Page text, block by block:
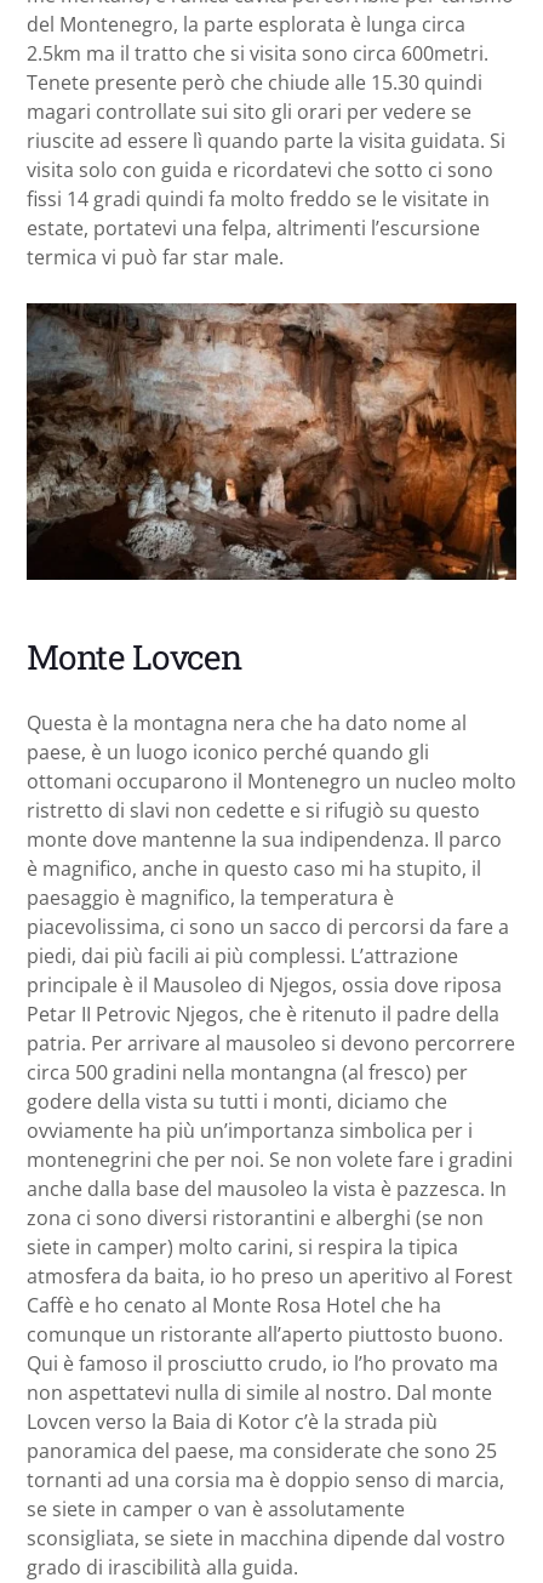
del Montenegro, la parte esplorata è lunga circa
2.5km ma il tratto che si visita sono circa 600metri.
Tenete presente però che chiude alle 15.30 quindi
magari controllate sui sito gli orari per vedere se
riuscite ad essere lì quando parte la visita guidata. Si
visita solo con guida e ricordatevi che sotto ci sono
fissi 14 gradi quindi fa molto freddo se le visitate in
estate, portatevi una felpa, altrimenti l’escursione
termica vi può far star male.
Monte Lovcen
Questa è la montagna nera che ha dato nome al
paese, è un luogo iconico perché quando gli
ottomani occuparono il Montenegro un nucleo molto
ristretto di slavi non cedette e si rifugiò su questo
monte dove mantenne la sua indipendenza. Il parco
è magnifico, anche in questo caso mi ha stupito, il
paesaggio è magnifico, la temperatura è
piacevolissima, ci sono un sacco di percorsi da fare a
piedi, dai più facili ai più complessi. L’attrazione
principale è il Mausoleo di Njegos, ossia dove riposa
Petar II Petrovic Njegos, che è ritenuto il padre della
patria. Per arrivare al mausoleo si devono percorrere
circa 500 gradini nella montangna (al fresco) per
godere della vista su tutti i monti, diciamo che
ovviamente ha più un’importanza simbolica per i
montenegrini che per noi. Se non volete fare i gradini
anche dalla base del mausoleo la vista è pazzesca. In
zona ci sono diversi ristorantini e alberghi (se non
siete in camper) molto carini, si respira la tipica
atmosfera da baita, io ho preso un aperitivo al Forest
Caffè e ho cenato al Monte Rosa Hotel che ha
comunque un ristorante all’aperto piuttosto buono.
Qui è famoso il prosciutto crudo, io l’ho provato ma
non aspettatevi nulla di simile al nostro. Dal monte
Lovcen verso la Baia di Kotor c’è la strada più
panoramica del paese, ma considerate che sono 25
tornanti ad una corsia ma è doppio senso di marcia,
se siete in camper o van è assolutamente
sconsigliata, se siete in macchina dipende dal vostro
grado di irascibilità alla guida.